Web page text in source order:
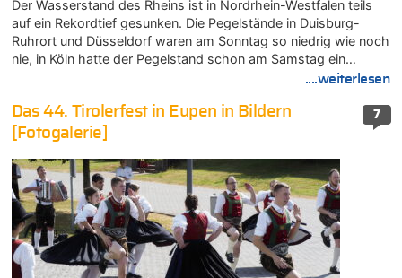
Der Wasserstand des Rheins ist in Nordrhein-Westfalen teils
auf ein Rekordtief gesunken. Die Pegelstände in Duisburg-
Ruhrort und Düsseldorf waren am Sonntag so niedrig wie noch
nie, in Köln hatte der Pegelstand schon am Samstag ein…
....weiterlesen
7
Das 44. Tirolerfest in Eupen in Bildern
[Fotogalerie]